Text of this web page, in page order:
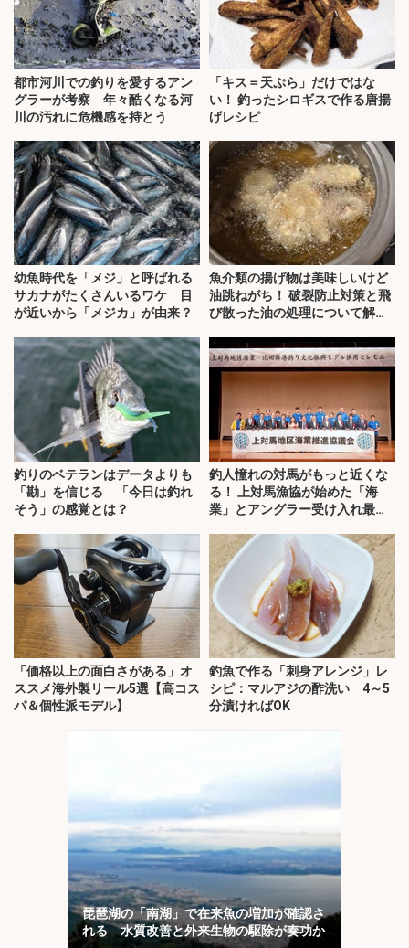
都市河川での釣りを愛するアン
グラーが考察 年々酷くなる河
川の汚れに危機感を持とう
「キス＝天ぷら」だけではな
い！ 釣ったシロギスで作る唐揚
げレシピ
幼魚時代を「メジ」と呼ばれる
サカナがたくさんいるワケ 目
が近いから「メジカ」が由来？
魚介類の揚げ物は美味しいけど
油跳ねがち！ 破裂防止対策と飛
び散った油の処理について解
釣りのベテランはデータよりも
「勘」を信じる 「今日は釣れ
そう」の感覚とは？
釣人憧れの対馬がもっと近くな
る！ 上対馬漁協が始めた「海
業」とアングラー受け入れ最前
「価格以上の面白さがある」オ
ススメ海外製リール5選【高コス
パ＆個性派モデル】
釣魚で作る「刺身アレンジ」レ
シピ：マルアジの酢洗い 4～5
分漬ければOK
琵琶湖の「南湖」で在来魚の増加が確認さ
れる 水質改善と外来生物の駆除が奏功か